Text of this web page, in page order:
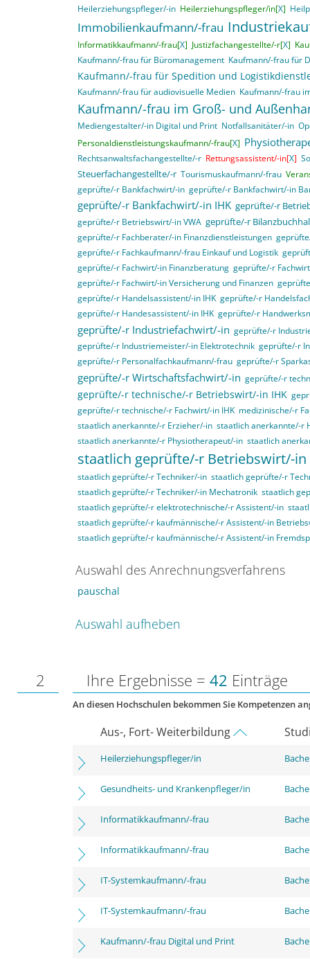
Heilerziehungspfleger/-in Heilerziehungspfleger/in[X]
Immobilienkaufmann/-frau
Informatikkaufmann/-frau[X] Justizfachangestellte/-r[X]
Kaufmann/-frau für Büromanagement Kaufmann/-frau für
Kaufmann/-frau für Spedition und
Kaufmann/-frau für audiovisuelle Medien Kaufmann/-frau
Kaufmann/-frau im Groß- und
Mediengestalter/-in Digital und Print Notfallsanitäter/-in
Personaldienstleistungskaufmann/-frau[X]
Rechtsanwaltsfachangestellte/-r Rettungsassistent/-in[X]
Steuerfachangestellte/-r Tourismuskaufmann/-frau
geprüfte/-r Bankfachwirt/-in geprüfte/-r Bankfachwirt/-in
geprüfte/-r Bankfachwirt/-in IHK geprüfte/-r
geprüfte/-r Betriebswirt/-in VWA geprüfte/-r
geprüfte/-r Fachberater/-in Finanzdienstleistungen
geprüfte/-r Fachkaufmann/-frau Einkauf und Logistik
geprüfte/-r Fachwirt/-in Finanzberatung geprüfte/-r
geprüfte/-r Fachwirt/-in Versicherung und Finanzen
geprüfte/-r Handelsassistent/-in IHK geprüfte/-r
geprüfte/-r Handesassistent/-in IHK geprüfte/-r
geprüfte/-r Industriefachwirt/-in geprüfte/-r
geprüfte/-r Industriemeister/-in Elektrotechnik geprüfte/-r
geprüfte/-r Personalfachkaufmann/-frau geprüfte/-r
geprüfte/-r Wirtschaftsfachwirt/-in geprüfte/-r
geprüfte/-r technische/-r Betriebswirt/-in IHK
geprüfte/-r technische/-r Fachwirt/-in IHK medizinische/-r
staatlich anerkannte/-r Erzieher/-in staatlich anerkannte/-r
staatlich anerkannte/-r Physiotherapeut/-in staatlich
staatlich geprüfte/-r Betriebswirt/-in
staatlich geprüfte/-r Techniker/-in staatlich geprüfte/-r
staatlich geprüfte/-r Techniker/-in Mechatronik staatlich
staatlich geprüfte/-r elektrotechnische/-r Assistent/-in
staatlich geprüfte/-r kaufmännische/-r Assistent/-in
staatlich geprüfte/-r kaufmännische/-r Assistent/-in
Auswahl des Anrechnungsverfahrens
pauschal
Auswahl aufheben
2 Ihre Ergebnisse = 42 Einträge
An diesen Hochschulen bekommen Sie Kompetenzen
Aus-, Fort- Weiterbildung
Heilerziehungspfleger/in
Gesundheits- und Krankenpfleger/in
Informatikkaufmann/-frau
Informatikkaufmann/-frau
IT-Systemkaufmann/-frau
IT-Systemkaufmann/-frau
Kaufmann/-frau Digital und Print